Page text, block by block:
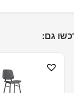
גם: